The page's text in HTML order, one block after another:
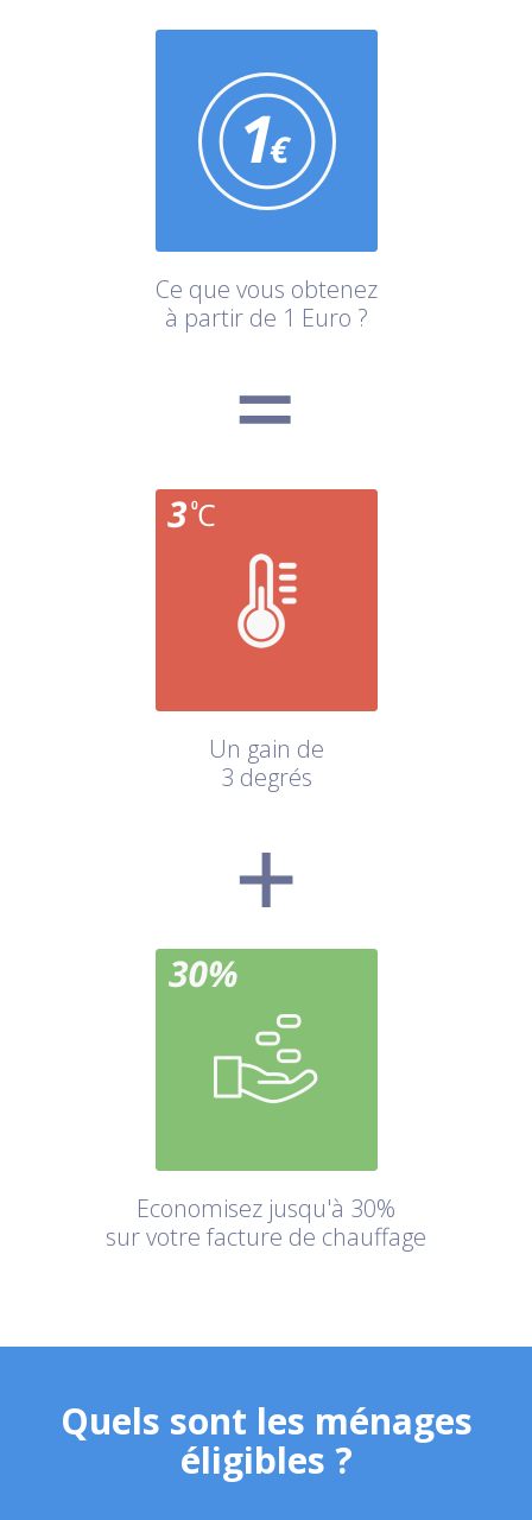
Ce que vous obtenez
à partir de 1 Euro ?
Un gain de
3 degrés
Economisez jusqu'à 30%
sur votre facture de chauffage
Quels sont les ménages
éligibles ?